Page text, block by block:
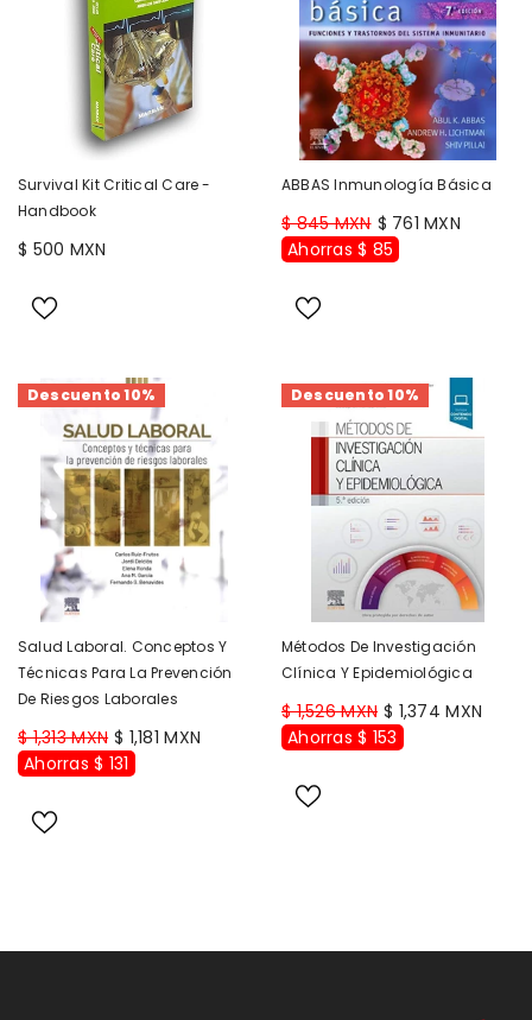
Survival Kit Critical Care -
Handbook
$ 500 MXN
ABBAS Inmunología Básica
$ 845 MXN $ 761 MXN
Ahorras $ 85
Descuento 10%
Salud Laboral. Conceptos Y
Técnicas Para La Prevención
De Riesgos Laborales
$ 1,313 MXN $ 1,181 MXN
Ahorras $ 131
Descuento 10%
Métodos De Investigación
Clínica Y Epidemiológica
$ 1,526 MXN $ 1,374 MXN
Ahorras $ 153